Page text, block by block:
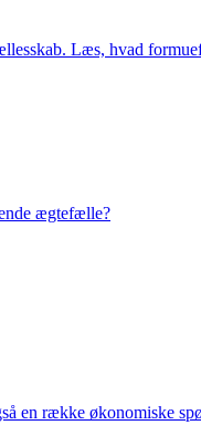
Læs, hvad
ægtefælle?
en række økonomiske